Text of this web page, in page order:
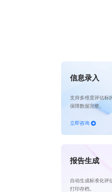
信息录入
支持多维度评估标
保障数据完整。
立即咨询
报告生成
自动生成标准化评
打印存档。